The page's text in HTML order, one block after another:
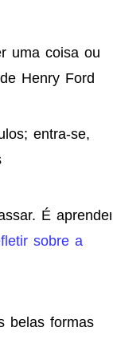
uma coisa ou
Henry Ford
entra-se,
É aprender
sobre a
belas formas